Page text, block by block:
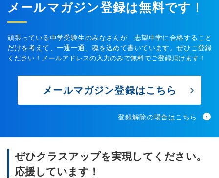
メールマガジン登録は無料です！
頑張っている中学受験生のみなさんが、志望中学に合格すること
だけを考えて、一通一通、魂を込めて書いています。ぜひご登録
ください！メールアドレスの入力のみで無料でご登録頂けます！
メールマガジン登録はこちら
登録解除の場合はこちら
ぜひクラスアップを実現してください。
応援しています！